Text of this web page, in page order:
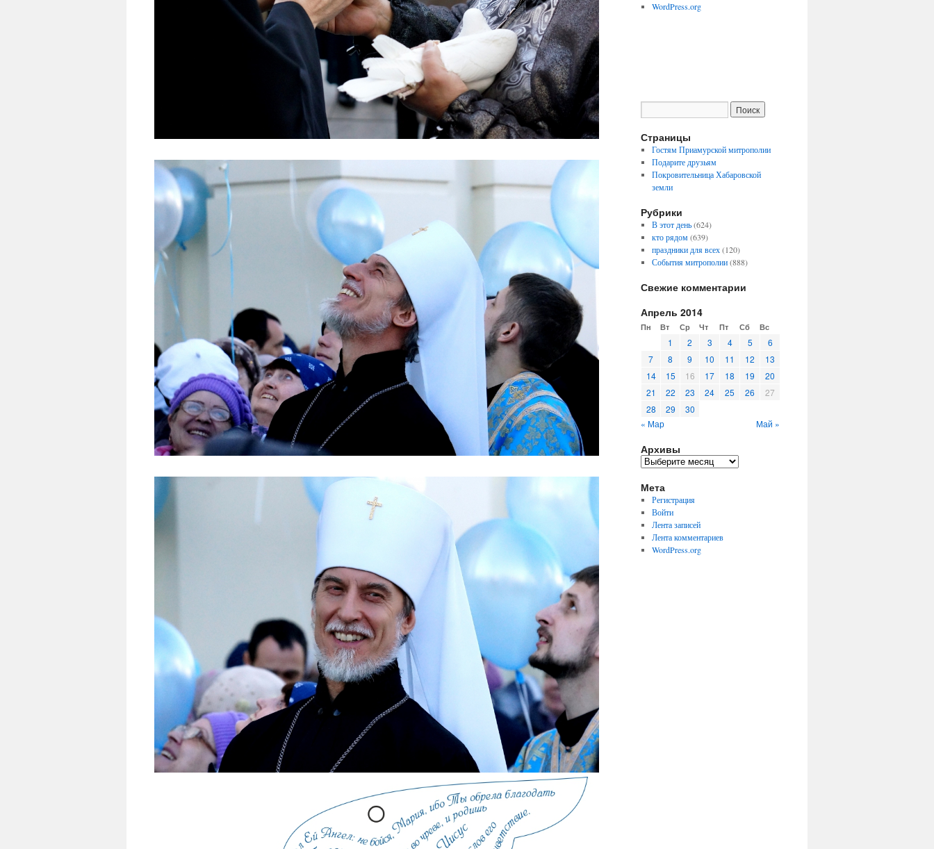
WordPress.org
Страницы
Гостям Приамурской митрополии
Подарите друзьям
Покровительница Хабаровской
земли
Рубрики
В этот день(624)
кто рядом(639)
праздники для всех(120)
События митрополии(888)
Свежие комментарии
Апрель 2014
Пн Вт Ср Чт Пт Сб Вс
1 2 3 4 5
6
7
8 9 10 11 12
13
14
15 16 17 18 19
20
21
22 23 24 25 26
27
28
29
30
« Мар
Май »
Архивы
Архивы
Мета
Регистрация
Войти
Лента записей
Лента комментариев
WordPress.org